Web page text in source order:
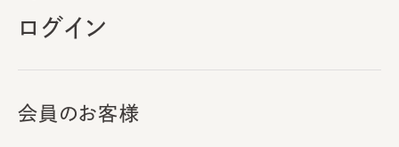
ログイン
会員のお客様